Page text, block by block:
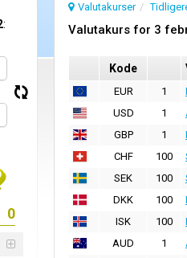
Valutakurser
Valutakurs for 3
Kode
EUR 1
USD
1
GBP
1
CHF
100
SEK
100
DKK
100
ISK
100
AUD
1
: